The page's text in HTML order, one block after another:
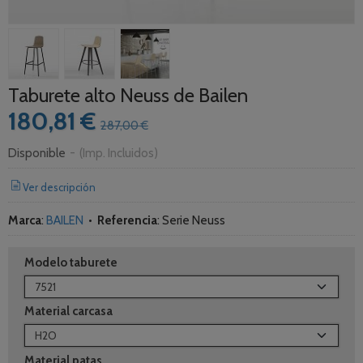
Taburete alto Neuss de Bailen
180,81 € 287,00 €
Disponible - (Imp. Incluidos)
Ver descripción
Marca: BAILEN • Referencia: Serie Neuss
Modelo taburete
Material carcasa